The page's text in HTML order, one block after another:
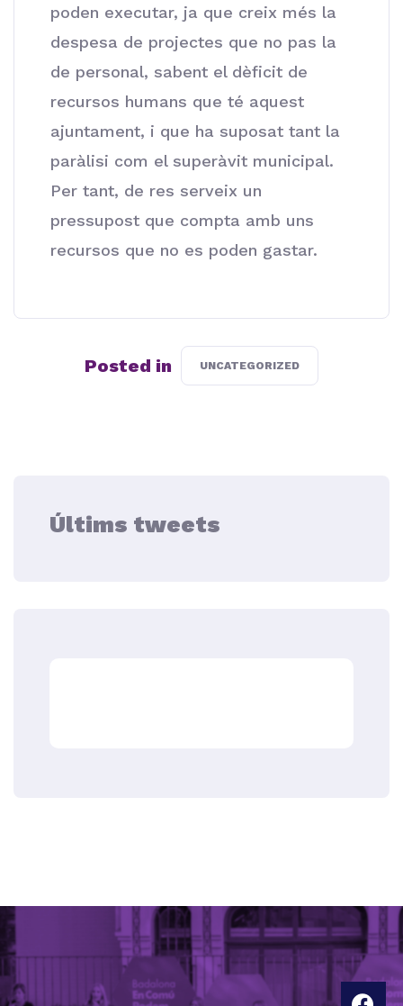
poden executar, ja que creix més la
despesa de projectes que no pas la
de personal, sabent el dèficit de
recursos humans que té aquest
ajuntament, i que ha suposat tant la
paràlisi com el superàvit municipal.
Per tant, de res serveix un
pressupost que compta amb uns
recursos que no es poden gastar.
Posted in UNCATEGORIZED
Últims tweets